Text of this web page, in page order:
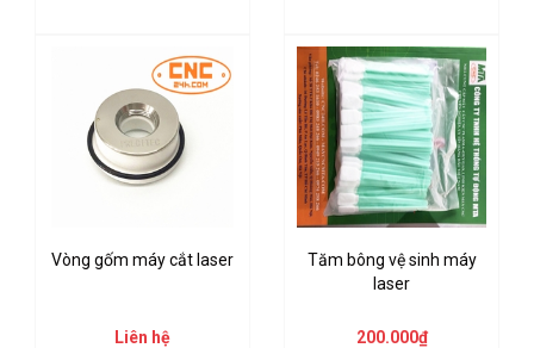
Vòng gốm máy cắt laser
Liên hệ
Tăm bông vệ sinh máy
laser
200.000₫